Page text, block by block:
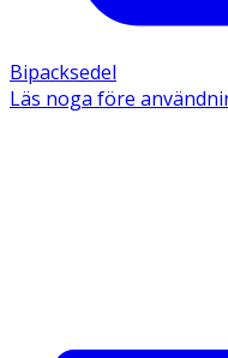
Bipacksedel
Läs noga före